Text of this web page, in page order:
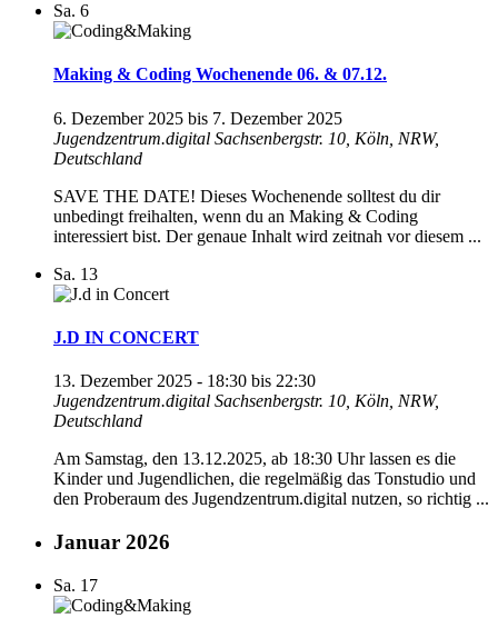
Sa. 6
Making & Coding Wochenende 06. & 07.12.
6. Dezember 2025 bis 7. Dezember 2025
Jugendzentrum.digital Sachsenbergstr. 10, Köln, NRW,
Deutschland
SAVE THE DATE! Dieses Wochenende solltest du dir
unbedingt freihalten, wenn du an Making & Coding
interessiert bist. Der genaue Inhalt wird zeitnah vor diesem ...
Sa. 13
J.D IN CONCERT
13. Dezember 2025 - 18:30 bis 22:30
Jugendzentrum.digital Sachsenbergstr. 10, Köln, NRW,
Deutschland
Am Samstag, den 13.12.2025, ab 18:30 Uhr lassen es die
Kinder und Jugendlichen, die regelmäßig das Tonstudio und
den Proberaum des Jugendzentrum.digital nutzen, so richtig ...
Januar 2026
Sa. 17